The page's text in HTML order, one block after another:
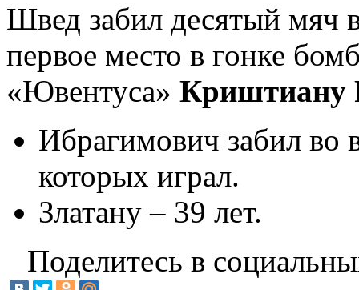
Швед забил десятый
первое место в гонке
«Ювентуса» Криштиану
Ибрагимович забил во
которых играл.
Златану – 39 лет.
Поделитесь в